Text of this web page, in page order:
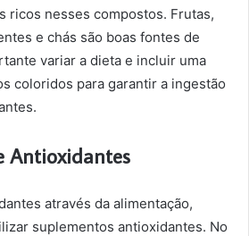
ricos nesses compostos. Frutas,
e chás são boas fontes de
variar a dieta e incluir uma
coloridos para garantir a ingestão
Antioxidantes
através da alimentação,
suplementos antioxidantes. No